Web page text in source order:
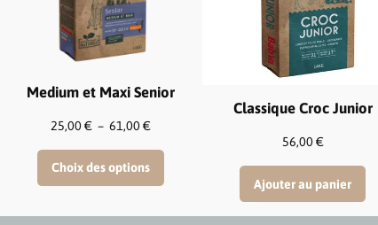
Medium et Maxi Senior
25,00€ – 61,00€
25,00 €
Choix des options
Classique Croc Junior
56,00€
Ajouter au panier